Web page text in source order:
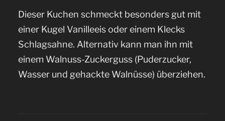
Dieser Kuchen schmeckt besonders gut mit
einer Kugel Vanilleeis oder einem Klecks
Schlagsahne. Alternativ kann man ihn mit
einem Walnuss-Zuckerguss (Puderzucker,
Wasser und gehackte Walnüsse) überziehen.